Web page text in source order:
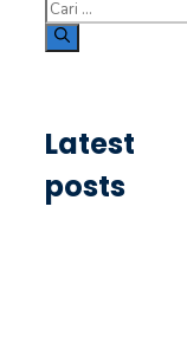
Cari
untuk:
Latest
posts